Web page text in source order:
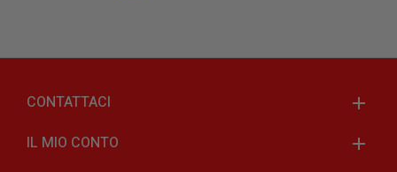
CONTATTACI
IL MIO CONTO